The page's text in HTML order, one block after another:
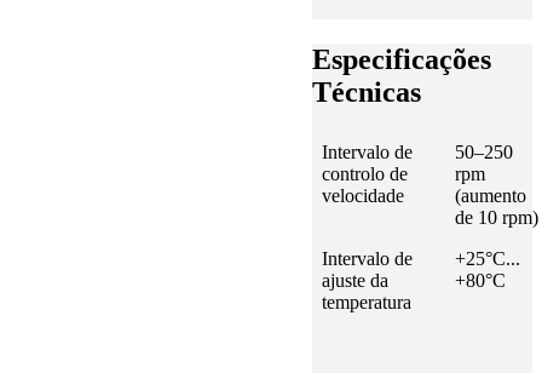
Especificações
Técnicas
Intervalo de
controlo de
velocidade
50–250
rpm
(aumento
de 10 rpm)
Intervalo de
ajuste da
temperatura
+25°C...
+80°C